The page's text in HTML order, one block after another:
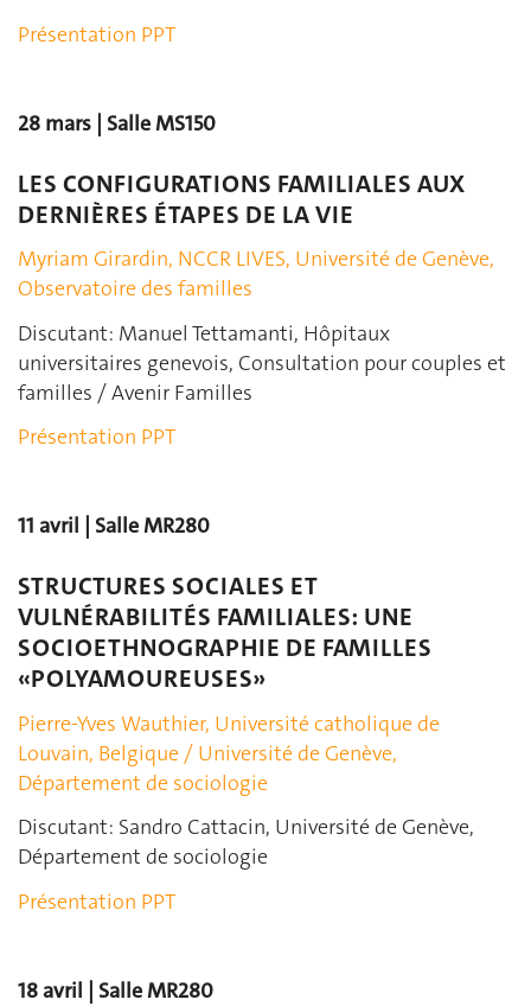
Présentation PPT
28 mars | Salle MS150
LES CONFIGURATIONS FAMILIALES AUX
DERNIÈRES ÉTAPES DE LA VIE
Myriam Girardin, NCCR LIVES, Université de Genève,
Observatoire des familles
Discutant: Manuel Tettamanti, Hôpitaux
universitaires genevois, Consultation pour couples et
familles / Avenir Familles
Présentation PPT
11 avril | Salle MR280
STRUCTURES SOCIALES ET
VULNÉRABILITÉS FAMILIALES: UNE
SOCIOETHNOGRAPHIE DE FAMILLES
«POLYAMOUREUSES»
Pierre-Yves Wauthier, Université catholique de
Louvain, Belgique / Université de Genève,
Département de sociologie
Discutant: Sandro Cattacin, Université de Genève,
Département de sociologie
Présentation PPT
18 avril | Salle MR280